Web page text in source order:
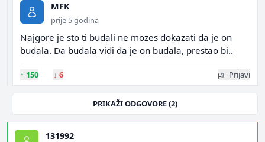
MFK
prije 5 godina
Najgore je sto ti budali ne mozes dokazati da je on
budala. Da budala vidi da je on budala, prestao bi..
↑ 150 ↓ 6 Prijavi
PRIKAŽI ODGOVORE (2)
131992